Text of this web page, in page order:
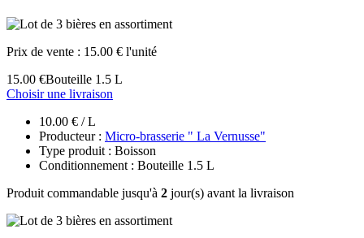
Prix de vente : 15.00 € l'unité
15.00 €Bouteille 1.5 L
Choisir une livraison
10.00 € / L
Producteur : Micro-brasserie " La Vernusse"
Type produit : Boisson
Conditionnement : Bouteille 1.5 L
Produit commandable jusqu'à 2 jour(s) avant la livraison